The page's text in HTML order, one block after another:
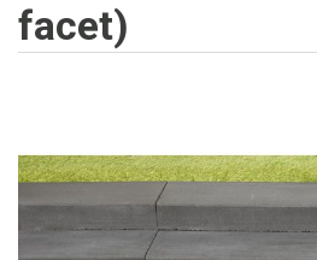
facet)
de
afbeeldingen-